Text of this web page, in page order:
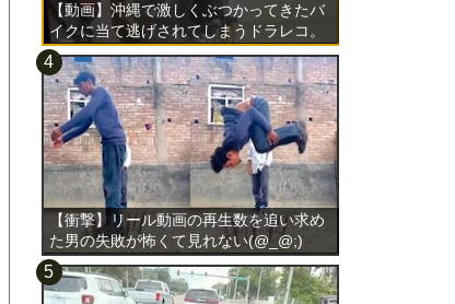
【動画】沖縄で激しくぶつかってきたバ
イクに当て逃げされてしまうドラレコ。
【衝撃】リール動画の再生数を追い求め
た男の失敗が怖くて見れない(@_@;)